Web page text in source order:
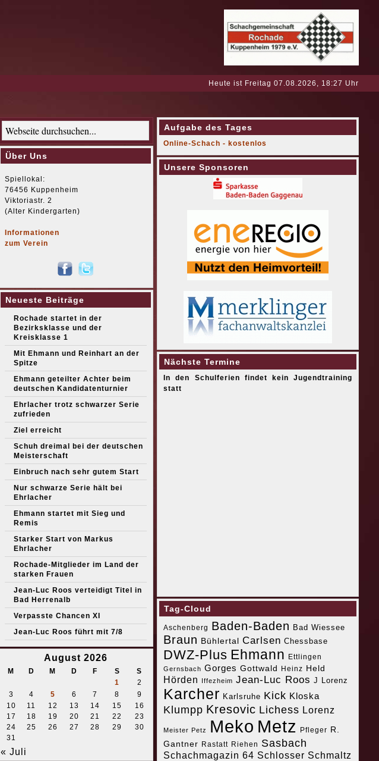
Heute ist Freitag 07.08.2026, 18:27 Uhr
Über Uns
Spiellokal:
76456 Kuppenheim
Viktoriastr. 2
(Alter Kindergarten)
Informationen
zum Verein
Neueste Beiträge
Rochade startet in der
Bezirksklasse und der
Kreisklasse 1
Mit Ehmann und Reinhart an der
Spitze
Ehmann geteilter Achter beim
deutschen Kandidatenturnier
Ehrlacher trotz schwarzer Serie
zufrieden
Ziel erreicht
Schuh dreimal bei der deutschen
Meisterschaft
Einbruch nach sehr gutem Start
Nur schwarze Serie hält bei
Ehrlacher
Ehmann startet mit Sieg und
Remis
Starker Start von Markus
Ehrlacher
Rochade-Mitglieder im Land der
starken Frauen
Jean-Luc Roos verteidigt Titel in
Bad Herrenalb
Verpasste Chancen XI
Jean-Luc Roos führt mit 7/8
August 2026
M D M D F S
S
1
2
3
4 5 6 7 8
9
10
11 12 13 14 15
16
17
18 19 20 21 22
23
24
25 26 27 28 29
30
31
« Juli
Aufgabe des Tages
Online-Schach - kostenlos
Unsere Sponsoren
Nächste Termine
In den Schulferien findet kein Jugendtraining
statt
Tag-Cloud
Aschenberg Baden-Baden Bad Wiessee
Braun Bühlertal Carlsen Chessbase
DWZ-Plus Ehmann Ettlingen
Gernsbach Gorges Gottwald Heinz Held
Hörden Iffezheim Jean-Luc Roos J Lorenz
Karcher Karlsruhe Kick Kloska
Klumpp Kresovic Lichess Lorenz
Meister Petz Meko Metz Pfleger R.
Gantner
Rastatt Riehen Sasbach
Schachmagazin 64 Schlosser Schmaltz